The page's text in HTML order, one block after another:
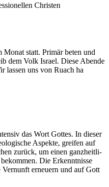
statt. Pri­mär beten und
dem Volk Isra­el. Die­se Aben­de
las­sen uns von Ruach ha
das Wort Got­tes. In die­ser
Aspek­te, grei­fen auf
zurück, um einen ganz­heit­li­
Die Erkennt­nis­se
Ver­nunft erneu­ern und auf Gott